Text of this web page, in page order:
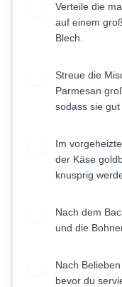
Verteile die
auf einem
Blech.
Streue die
Parmesan
sodass sie gut
Im
der Käse
knusprig
Nach dem
und die
Nach
bevor du